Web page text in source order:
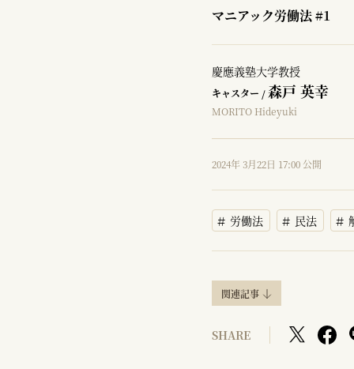
マニアック労働法 #1
慶應義塾大学教授
キャスター /森戸 英幸
MORITO Hideyuki
2024年 3月22日 17:00 公開
労働法 民法
関連記事
SHARE